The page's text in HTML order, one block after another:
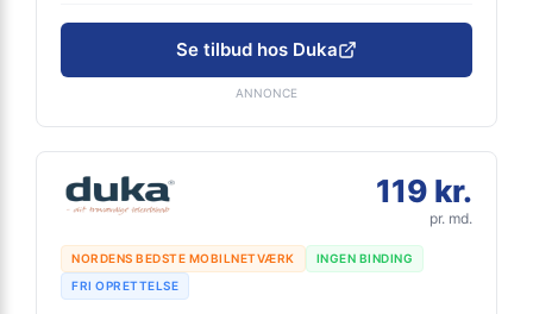
Se tilbud hos Duka
ANNONCE
119 kr.
pr. md.
NORDENS BEDSTE MOBILNETVÆRK
INGEN BINDING
FRI OPRETTELSE